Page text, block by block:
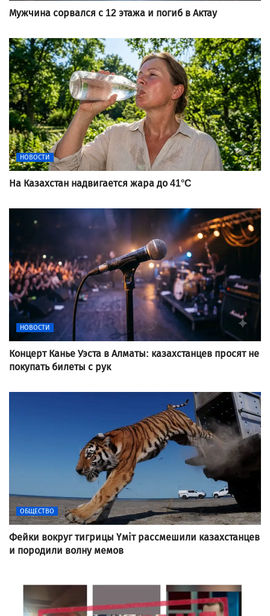
Мужчина сорвался с 12 этажа и погиб в Актау
НОВОСТИ
На Казахстан надвигается жара до 41°C
НОВОСТИ
Концерт Канье Уэста в Алматы: казахстанцев просят не
покупать билеты с рук
ОБЩЕСТВО
Фейки вокруг тигрицы Үміт рассмешили казахстанцев
и породили волну мемов